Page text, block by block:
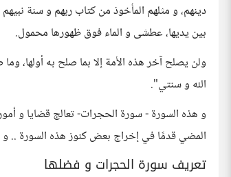
دينهم، و مثلهم المأخوذ من كتاب ربهم و سنة
بين يديها، عطشى و الماء فوق ظهورها محمول.
ولن يصلح آخر هذه الأمة إلا بما صلح به أولها،
الله و سنتي".
و هذه السورة - سورة الحجرات- تعالج قضايا و
المضي قدمًا في إخراج بعض كنوز هذه السورة .. و
تعريف سورة الحجرات و فضلها